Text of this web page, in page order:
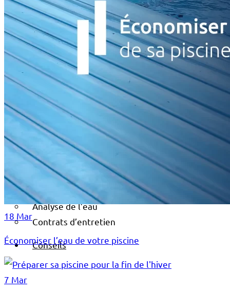
Gamme Confort
Gamme Privilège
Gamme Performance
© FABRICE FERRER –
Réalisation HÉNOCQUE
PISCINES
Entretien
Entretenir votre piscine
Analyse de l’eau
Contrats d’entretien
Conseils
18 Mar
Économiser l’eau de votre piscine
7 Mar